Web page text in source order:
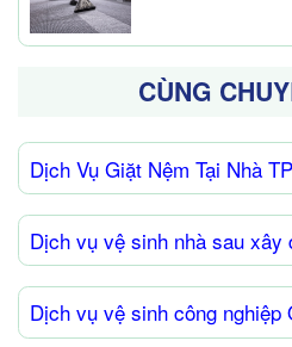
CÙNG
Dịch Vụ Giặt Nệm Tại Nhà
Dịch vụ vệ sinh nhà sau xây
Dịch vụ vệ sinh công nghiệp